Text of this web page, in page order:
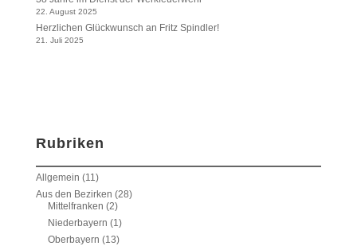
22. August 2025
Herzlichen Glückwunsch an Fritz Spindler!
21. Juli 2025
Rubriken
Allgemein (11)
Aus den Bezirken (28)
Mittelfranken (2)
Niederbayern (1)
Oberbayern (13)